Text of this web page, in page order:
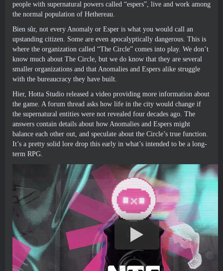
people with supernatural powers called “espers”, live and work among
the normal population of Hethereau.
Bien sûr, not every Anomaly or Esper is what you would call an
upstanding citizen. Some are even apocalyptically dangerous. This is
where the organization called “The Circle” comes into play. We don’t
know much about The Circle, but we do know that they are several
smaller organizations and that Anomalies and Espers alike struggle
with the bureaucracy they have built.
Hier, Hotta Studio released a video providing more information about
the game. A forum thread asks how life in the city would change if
the supernatural entities were not revealed four decades ago. The
answers contain details about how Anomalies and Espers might
balance each other out, and speculate about the Circle’s true function.
It’s a pretty solid lore drop this early in what’s intended to be a long-
term RPG.